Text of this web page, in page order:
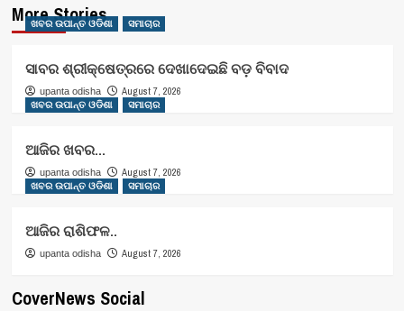
More Stories
ଖବର ଉପାନ୍ତ ଓଡିଶା ସମାଚାର
ସାବର ଶ୍ରୀକ୍ଷେତ୍ରରେ ଦେଖାଦେଇଛି ବଡ଼ ବିବାଦ
upanta odisha
August 7, 2026
ଖବର ଉପାନ୍ତ ଓଡିଶା
ସମାଚାର
ଆଜିର ଖବର…
upanta odisha
August 7, 2026
ଖବର ଉପାନ୍ତ ଓଡିଶା
ସମାଚାର
ଆଜିର ରାଶିଫଳ..
upanta odisha August 7, 2026
CoverNews Social